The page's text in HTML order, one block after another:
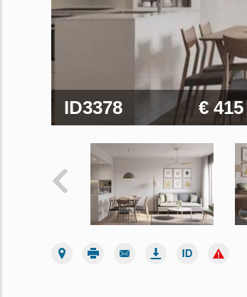
ID3378 €